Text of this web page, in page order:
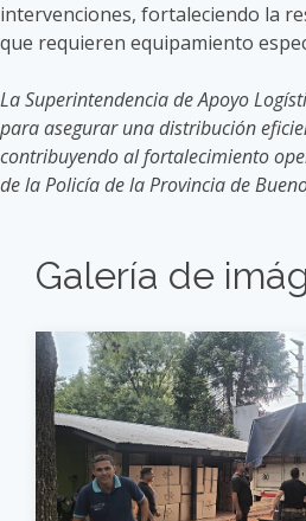
intervenciones, fortaleciendo la
que requieren equipamiento
La Superintendencia de Apoyo
para asegurar una distribución
contribuyendo al fortalecimiento
de la Policía de la Provincia de
Galería de